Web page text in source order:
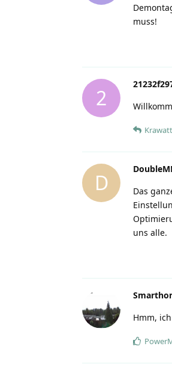
muss!
2
D
Das
uns alle.
Hmm,